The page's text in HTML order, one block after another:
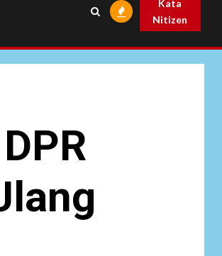
Kata
Nitizen
Diduga Kelola
Tenaga Ahli Fiktif,
Andra Soni Diminta
Ngomong
Putih Jadi Kunci
Tegaknya Pasal 33
Prabowo